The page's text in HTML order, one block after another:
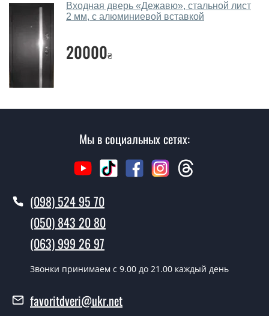
Да производим. Монтаж входных дверей
производится согласно очереди, во все дни кроме
воскресенья.
Сколько стоит установка дверей
Как быстро можете установить двери
В тот же день в течении нескольких часов, при
день.
Можно на сегодня вызвать
замерщика?
входные?
Входная дверь «Дежавю», стальной лист
2 мм, с алюминиевой вставкой
20000₴
Мы в социальных сетях:
(098) 524 95 70
(050) 843 20 80
(063) 999 26 97
Звонки принимаем c 9.00 до 21.00 каждый день
favoritdveri@ukr.net